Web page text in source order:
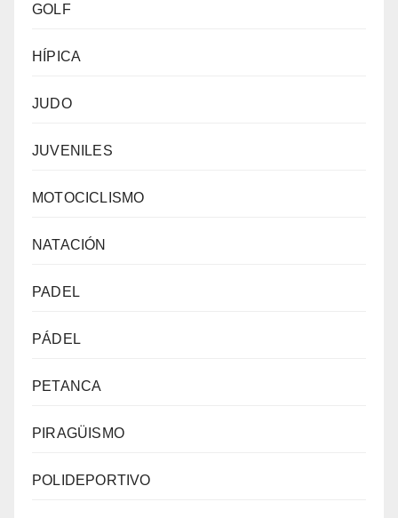
GOLF
HÍPICA
JUDO
JUVENILES
MOTOCICLISMO
NATACIÓN
PADEL
PÁDEL
PETANCA
PIRAGÜISMO
POLIDEPORTIVO